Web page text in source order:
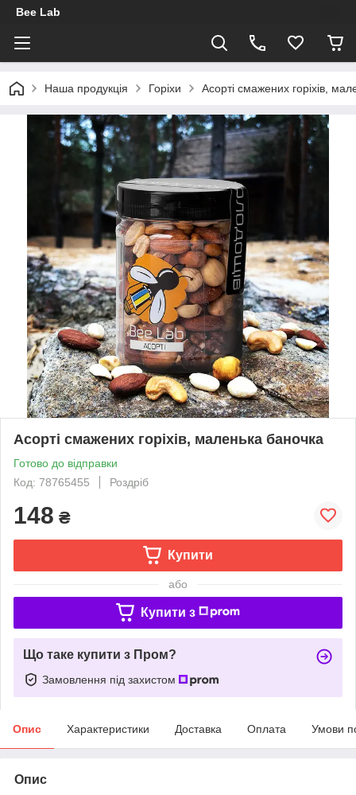
Bee Lab
Наша продукція Горіхи Асорті смажених горіхів,
Асорті смажених горіхів, маленька баночка
Готово до відправки
Код: 78765455
Роздріб
148 ₴
Купити
або
Купити з
Що таке купити з Пром?
Замовлення під захистом
Опис Характеристики Доставка Оплата Умови
Опис